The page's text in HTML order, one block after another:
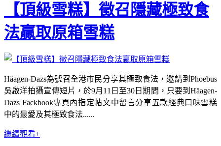
【頂級雪糕】徵召隱藏極致食
法贏取原箱雪糕
Häagen-Dazs為號召全港市民分享其極致食法，邀請到Phoebus
吳啟洋拍攝宣傳短片，於9月11日至30日期間，只要到Häagen-
Dazs Fackbook專頁內指定帖文中留言分享五款經典口味雪糕
中的最愛及其極致食法......
繼續觀看+